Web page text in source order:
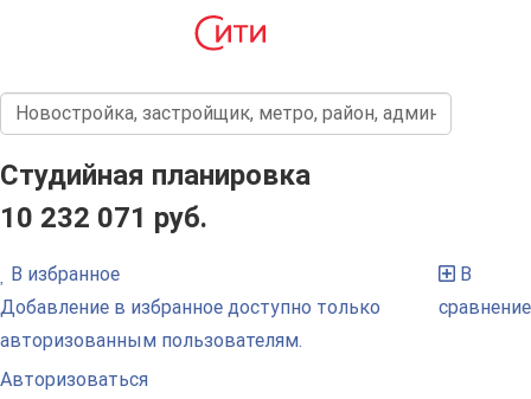
Студийная планировка
10 232 071 руб.
В избранное
Добавление в избранное доступно только
авторизованным пользователям.
Авторизоваться
В
сравнение